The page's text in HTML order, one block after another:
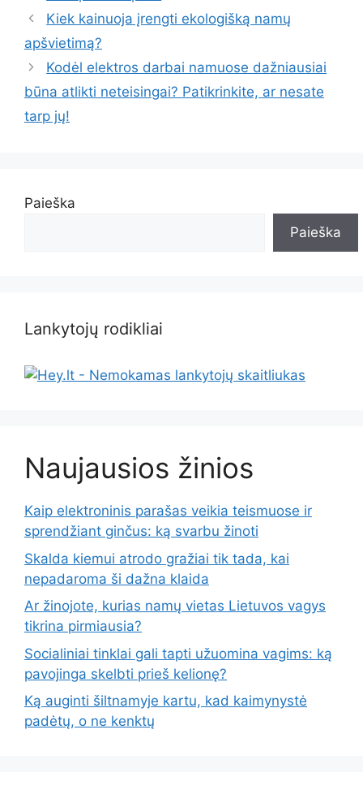
Kiek kainuoja įrengti ekologišką namų
apšvietimą?
Kodėl elektros darbai namuose dažniausiai
būna atlikti neteisingai? Patikrinkite, ar nesate
tarp jų!
Paieška
Paieška
Lankytojų rodikliai
Naujausios žinios
Kaip elektroninis parašas veikia teismuose ir
sprendžiant ginčus: ką svarbu žinoti
Skalda kiemui atrodo gražiai tik tada, kai
nepadaroma ši dažna klaida
Ar žinojote, kurias namų vietas Lietuvos vagys
tikrina pirmiausia?
Socialiniai tinklai gali tapti užuomina vagims: ką
pavojinga skelbti prieš kelionę?
Ką auginti šiltnamyje kartu, kad kaimynystė
padėtų, o ne kenktų